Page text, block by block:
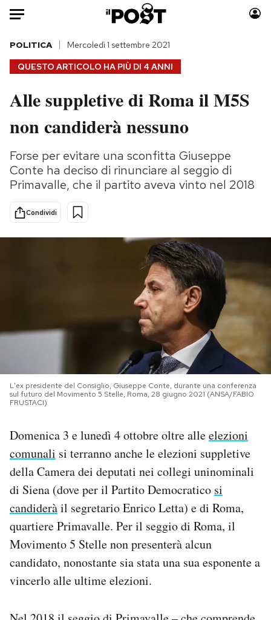
Auto
HOME
Italia
Politica
Tecnologia
Internet
Scienza
Cultura
Economia
Moda
Consumismi
Storie/Idee
Ok Boomer!
Media
Mondiali calcio 2026
NEWSLETTER
I MIEI PREFERITI
CALENDARIO
AREA PERSONALE
Area Personale
Notifiche mobile
Regala il Post
Hai bisogno di aiuto?
QUESTO ARTICOLO HA PIÙ DI 4 ANNI
POLITICA Mercoledì 1 settembre 2021
Alle suppletive di Roma il M5S
non candiderà nessuno
Forse per evitare una sconfitta Giuseppe
Conte ha deciso di rinunciare al seggio di
Primavalle, che il partito aveva vinto nel 2018
Condividi
L'ex presidente del Consiglio, Giuseppe Conte, durante una conferenza
sul futuro del Movimento 5 Stelle, Roma, 28 giugno 2021 (ANSA/FABIO
FRUSTACI)
Domenica 3 e lunedì 4 ottobre oltre alleelezioni
comunali si terranno anche le elezioni suppletive
della Camera dei deputati nei collegi uninominali
di Siena (dove per il Partito Democratico si
candideràil segretario Enrico Letta) e di Roma,
quartiere Primavalle. Per il seggio di Roma, il
Movimento 5 Stelle non presenterà alcun
candidato, nonostante sia stata una sua esponente a
vincerlo alle ultime elezioni.